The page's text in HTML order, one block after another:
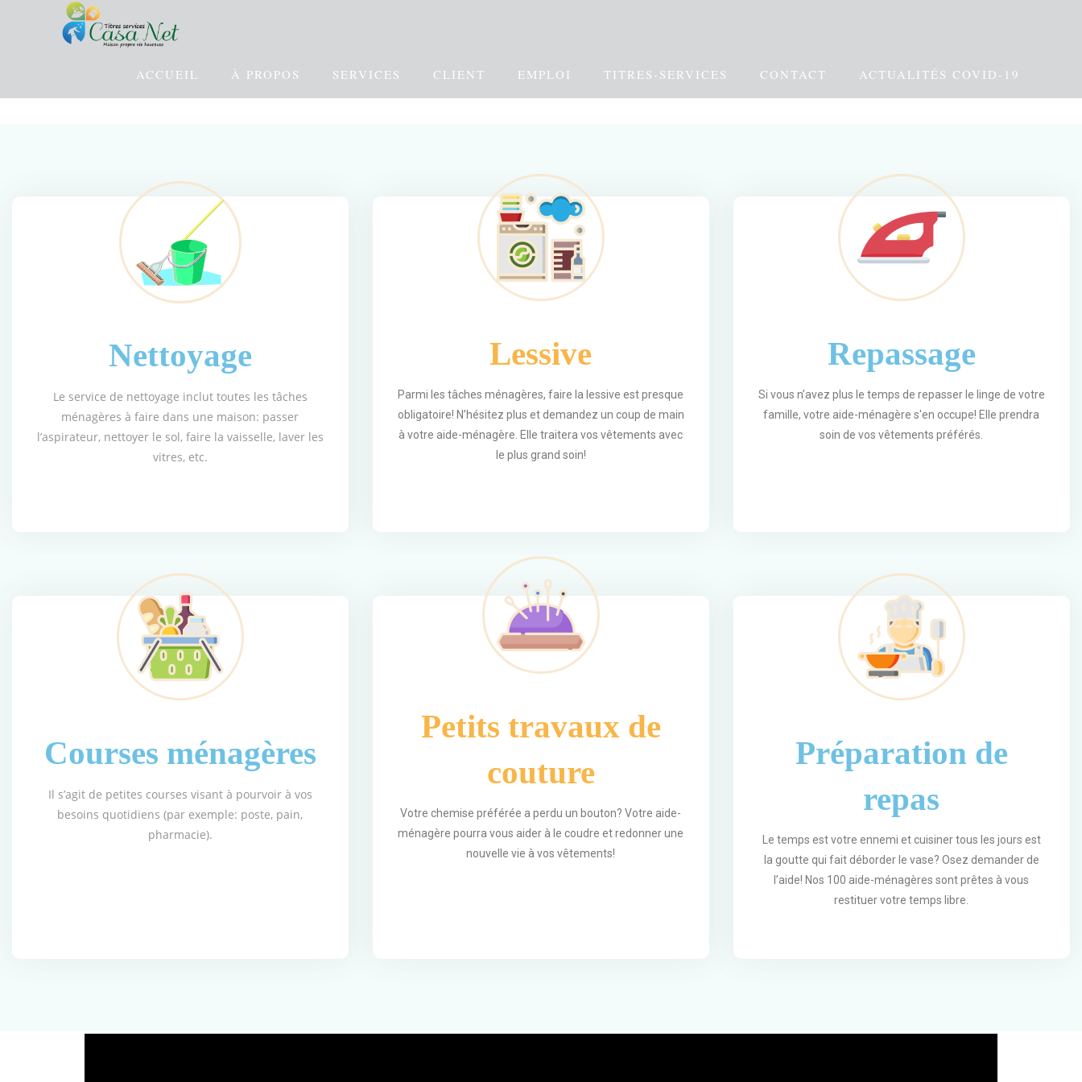
ACCUEIL À PROPOS SERVICES CLIENT EMPLOI TITRES-SERVICES CONTACT ACTUALITÉS COVID-19
Nettoyage
Le service de nettoyage inclut toutes les tâches
ménagères à faire dans une maison: passer
l’aspirateur, nettoyer le sol, faire la vaisselle, laver les
vitres, etc.
Lessive
Parmi les tâches ménagères, faire la lessive est presque
obligatoire! N’hésitez plus et demandez un coup de main
à votre aide-ménagère. Elle traitera vos vêtements avec
le plus grand soin!
Repassage
Si vous n’avez plus le temps de repasser le linge de votre
famille, votre aide-ménagère s'en occupe! Elle prendra
soin de vos vêtements préférés.
Courses ménagères
Il s’agit de petites courses visant à pourvoir à vos
besoins quotidiens (par exemple: poste, pain,
pharmacie).
Petits travaux de
couture
Votre chemise préférée a perdu un bouton? Votre aide-
ménagère pourra vous aider à le coudre et redonner une
nouvelle vie à vos vêtements!
Préparation de
repas
Le temps est votre ennemi et cuisiner tous les jours est
la goutte qui fait déborder le vase? Osez demander de
l’aide! Nos 100 aide-ménagères sont prêtes à vous
restituer votre temps libre.